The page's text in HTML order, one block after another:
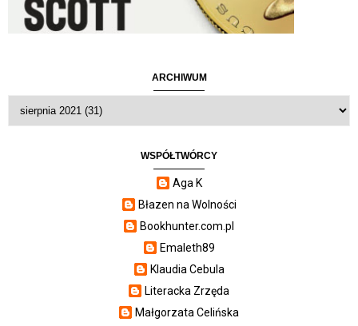
ARCHIWUM
WSPÓŁTWÓRCY
Aga K
Błazen na Wolności
Bookhunter.com.pl
Emaleth89
Klaudia Cebula
Literacka Zrzęda
Małgorzata Celińska